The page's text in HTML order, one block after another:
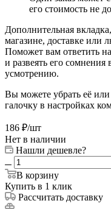
его стоимость не
Дополнительная
магазине, доставке или
Поможет вам ответить
и развеять его
усмотрению.
Вы можете убрать её
галочку в настройках
186 ₽/шт
Нет в наличии
Нашли дешевле?
В корзину
Купить в 1 клик
Рассчитать доставку